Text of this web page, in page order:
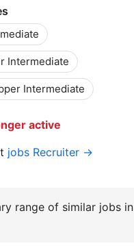
Intermediate
Intermediate
active
jobs Recruiter →
range of similar jobs in